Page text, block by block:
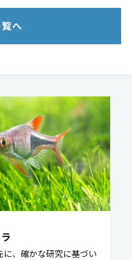
へ
、確かな研究に基づい